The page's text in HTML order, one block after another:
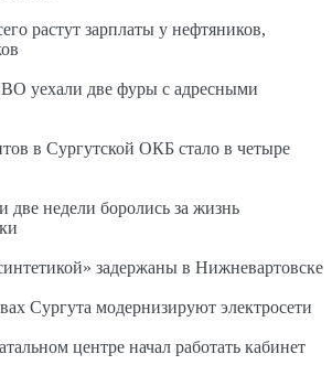
растут зарплаты у нефтяников,
уехали две фуры с адресными
в Сургутской ОКБ стало в четыре
две недели боролись за жизнь
задержаны в Нижневартовске
Сургута модернизируют электросети
центре начал работать кабинет